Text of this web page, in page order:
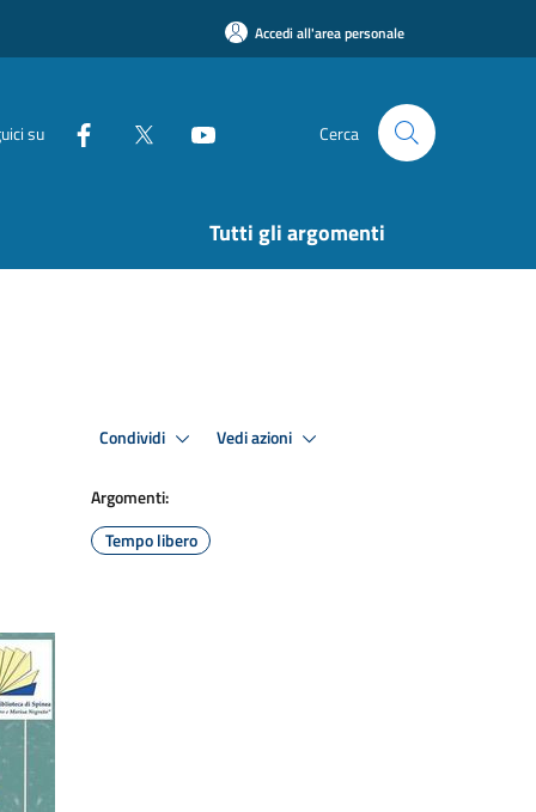
Accedi all'area personale
su Cerca
Tutti gli argomenti
Condividi Vedi azioni
Argomenti:
Tempo libero